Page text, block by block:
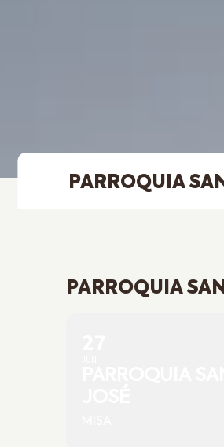
PARROQUIA
PARROQUIA